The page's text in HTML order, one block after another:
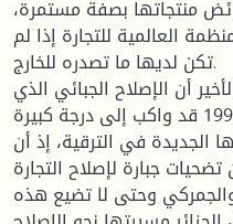
منتجاتها بصفة مستمرة،
العالمية للتجارة إذا لم
تكن لديها ما تصدره للخارج.
أن الإصلاح الجبائي الذي
عرفته الجزائر مع بداية سنة 1992 قد واكب إلى درجة كبيرة
الجديدة في الترقية، إذ أن
جبارة لإصلاح التجارة
وحتى لا تضيع هذه